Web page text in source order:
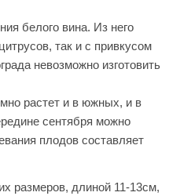
белого вина. Из него
так и с привкусом
невозможно изготовить
растет и в южных, и в
сентября можно
плодов составляет
размеров, длиной 11-13см,